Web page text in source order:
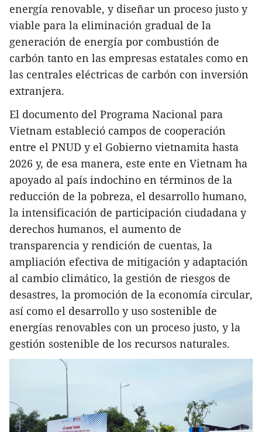
energía renovable, y diseñar un proceso justo y
viable para la eliminación gradual de la
generación de energía por combustión de
carbón tanto en las empresas estatales como en
las centrales eléctricas de carbón con inversión
extranjera.
El documento del Programa Nacional para
Vietnam estableció campos de cooperación
entre el PNUD y el Gobierno vietnamita hasta
2026 y, de esa manera, este ente en Vietnam ha
apoyado al país indochino en términos de la
reducción de la pobreza, el desarrollo humano,
la intensificación de participación ciudadana y
derechos humanos, el aumento de
transparencia y rendición de cuentas, la
ampliación efectiva de mitigación y adaptación
al cambio climático, la gestión de riesgos de
desastres, la promoción de la economía circular,
así como el desarrollo y uso sostenible de
energías renovables con un proceso justo, y la
gestión sostenible de los recursos naturales.